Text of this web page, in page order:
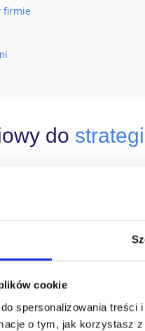
cookie
spersonalizowania treści
o tym, jak korzystasz
firmie
do
także w programach
podążanie za utartymi
prowadzić do utraty
informatyczny
skuteczność samego
z indywidualnych
jak pierwotnie